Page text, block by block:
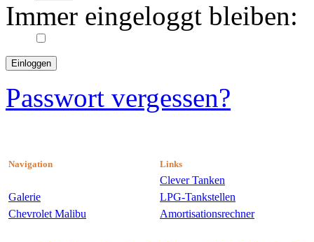
Immer eingeloggt bleiben:
Passwort vergessen?
Navigation Links
Clever Tanken
Galerie
LPG-Tankstellen
Chevrolet Malibu
Amortisationsrechner